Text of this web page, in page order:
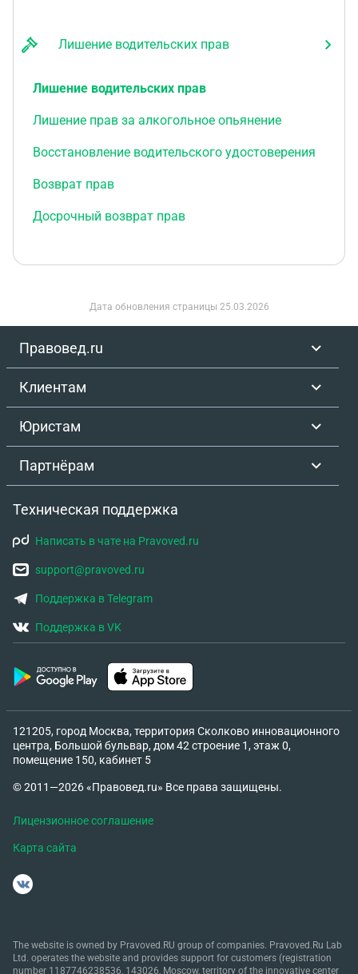
Лишение водительских прав
Лишение водительских прав
Лишение прав за алкогольное опьянение
Восстановление водительского удостоверения
Возврат прав
Досрочный возврат прав
Дата обновления страницы 25.03.2026
Правовед.ru
Клиентам
Юристам
Партнёрам
Техническая поддержка
Написать в чате на Pravoved.ru
support@pravoved.ru
Поддержка в Telegram
Поддержка в VK
121205, город Москва, территория Сколково инновационного
центра, Большой бульвар, дом 42 строение 1, этаж 0,
помещение 150, кабинет 5
© 2011—2026 «Правовед.ru» Все права защищены.
Лицензионное соглашение
Карта сайта
The website is owned by Pravoved.RU group of companies. Pravoved.Ru Lab
Ltd. operates the website and provides support for customers (registration
number 1187746238536, 143026, Moscow, territory of the innovative center